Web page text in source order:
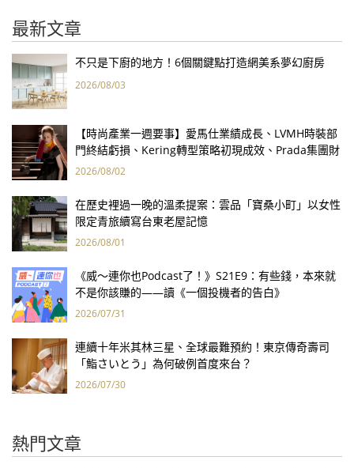
最新文章
不只是下廚的地方！6個關鍵點打造網美系夢幻廚房
2026/08/03
【時尚產業一週要事】愛馬仕業績成長、LVMH時裝部
門終結虧損、Kering轉型策略初現成效、Prada集團財
報亮眼
2026/08/02
在歷史裡過一晚的溫柔提案：雲品「寶桑小町」以女性
限定青旅續寫台東老屋記憶
2026/08/01
《威～連你也Podcast了！》S21E9：有些錢，本來就
不是你該賺的——讀《一個投機者的告白》
2026/07/31
連續十年米其林三星、全球最難預約！東京傳奇壽司
「鮨さいとう」為何破例首度來台？
2026/07/30
熱門文章